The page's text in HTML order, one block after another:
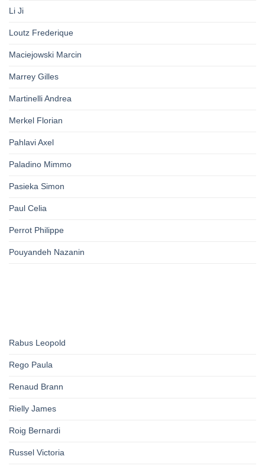
Li Ji
Loutz Frederique
Maciejowski Marcin
Marrey Gilles
Martinelli Andrea
Merkel Florian
Pahlavi Axel
Paladino Mimmo
Pasieka Simon
Paul Celia
Perrot Philippe
Pouyandeh Nazanin
Rabus Leopold
Rego Paula
Renaud Brann
Rielly James
Roig Bernardi
Russel Victoria